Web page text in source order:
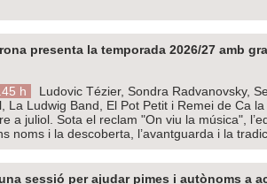
presenta la temporada 2026/27 amb
h
Ludovic Tézier, Sondra Radvanovsky,
La Ludwig Band, El Pot Petit i Remei de Ca
a juliol. Sota el reclam "On viu la música",
noms i la descoberta, l’avantguarda i la
una sessió per ajudar pimes i autònoms a